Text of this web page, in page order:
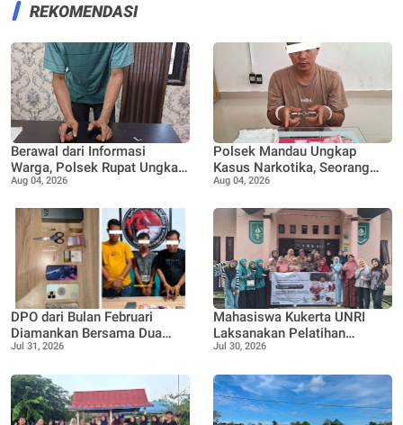
REKOMENDASI
Berawal dari Informasi
Warga, Polsek Rupat Ungkap
Kasus Sabu dan Amankan
Aug 04, 2026
Polsek Mandau Ungkap
Kasus Narkotika, Seorang
Pria Diamankan dengan
Aug 04, 2026
DPO dari Bulan Februari
Diamankan Bersama Dua
Rekan Lainnya Terkait
Jenis Sabu
Jul 31, 2026
Mahasiswa Kukerta UNRI
Laksanakan Pelatihan
Pemanfaatan Minyak
Aromaterapi bersama Tim
Penggerak PKK Pangkalan
Nyirih
Jul 30, 2026